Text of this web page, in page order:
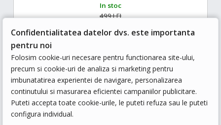
In stoc
499 LEI
489.02 LEI
ADAUGA IN COS
Confidentialitatea datelor dvs. este importanta
pentru noi
Folosim cookie-uri necesare pentru functionarea site-ului,
precum si cookie-uri de analiza si marketing pentru
imbunatatirea experientei de navigare, personalizarea
continutului si masurarea eficientei campaniilor publicitare.
Puteti accepta toate cookie-urile, le puteti refuza sau le puteti
configura individual.